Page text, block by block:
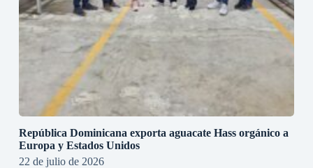
República Dominicana exporta aguacate Hass orgánico a
Europa y Estados Unidos
22 de julio de 2026